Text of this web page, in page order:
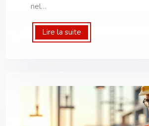
nel…
Lire la suite